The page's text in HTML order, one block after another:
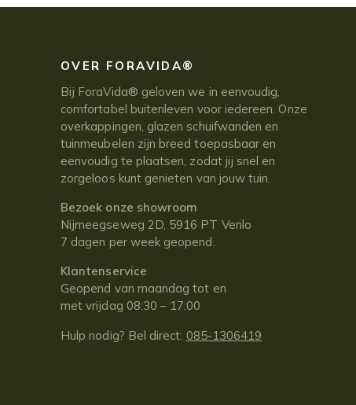
OVER FORAVIDA®
Bij ForaVida® geloven we in eenvoudig,
comfortabel buitenleven voor iedereen. Onze
overkappingen, glazen schuifwanden en
tuinmeubelen zijn breed toepasbaar en
eenvoudig te plaatsen, zodat jij snel en
zorgeloos kunt genieten van jouw tuin.
Bezoek onze showroom
Nijmeegseweg 2D, 5916 PT Venlo
7 dagen per week geopend.
Klantenservice
Geopend van maandag tot en
met vrijdag 08:30 – 17:00
Hulp nodig? Bel direct: 085-1306419